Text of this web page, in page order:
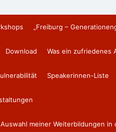
„Freiburg –
Download Was ein zufriedenes
Speakerinnen-Liste
Auswahl meiner Weiterbildungen